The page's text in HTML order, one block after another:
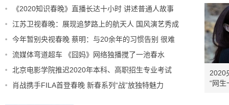
《2020知识春晚》直播长达十小时 讲述普通人故事
江苏卫视春晚：展现追梦路上的航天人 国风演艺秀成
今年暂别央视春晚 蔡明：与20余年的习惯告别 很难
流媒体弯道超车 《囧妈》网络独播搅了一池春水
北京电影学院推迟2020年本科、高职招生专业考试
肖战携手FILA首登春晚 新春系列“战”放独特魅力
2020
“网生